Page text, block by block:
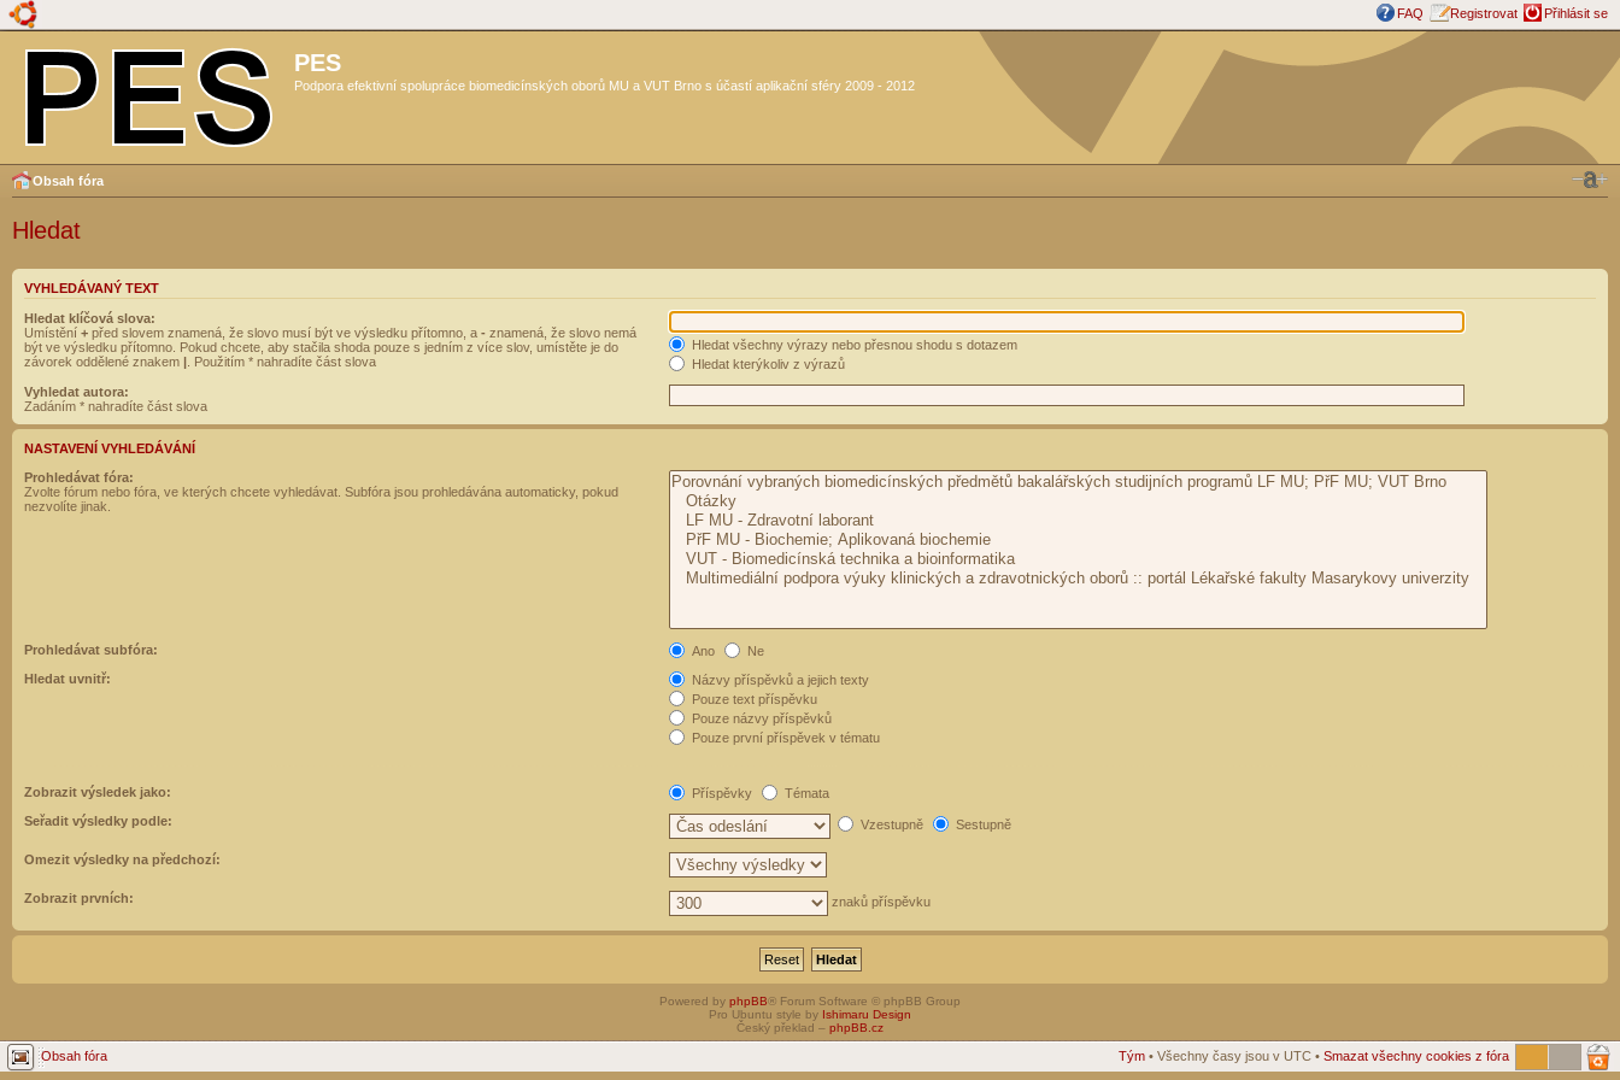
FAQ Registrovat Přihlásit se
PES
Podpora efektivní spolupráce biomedicínských oborů MU a VUT Brno s účastí aplikační sféry 2009 - 2012
Obsah fóra
Hledat
VYHLEDÁVANÝ TEXT
Hledat klíčová slova:
Umístění + před slovem znamená, že slovo musí být ve výsledku přítomno, a - znamená, že slovo nemá
být ve výsledku přítomno. Pokud chcete, aby stačila shoda pouze s jedním z více slov, umístěte je do
závorek oddělené znakem | . Použitím * nahradíte část slova
Hledat všechny výrazy nebo přesnou shodu s dotazem
Hledat kterýkoliv z výrazů
Vyhledat autora:
Zadáním * nahradíte část slova
NASTAVENÍ VYHLEDÁVÁNÍ
Prohledávat fóra:
Zvolte fórum nebo fóra, ve kterých chcete vyhledávat. Subfóra jsou prohledávána automaticky, pokud
nezvolíte jinak.
Prohledávat subfóra: Ano
Ne
Hledat uvnitř:
Názvy příspěvků a jejich texty
Pouze text příspěvku
Pouze názvy příspěvků
Pouze první příspěvek v tématu
Zobrazit výsledek jako: Příspěvky
Témata
Seřadit výsledky podle:
Vzestupně Sestupně
Omezit výsledky na předchozí:
Zobrazit prvních: znaků příspěvku
Powered by phpBB® Forum Software © phpBB Group
Pro Ubuntu style by Ishimaru Design
Český překlad – phpBB.cz
Obsah fóra Tým • Všechny časy jsou v UTC • Smazat všechny cookies z fóra